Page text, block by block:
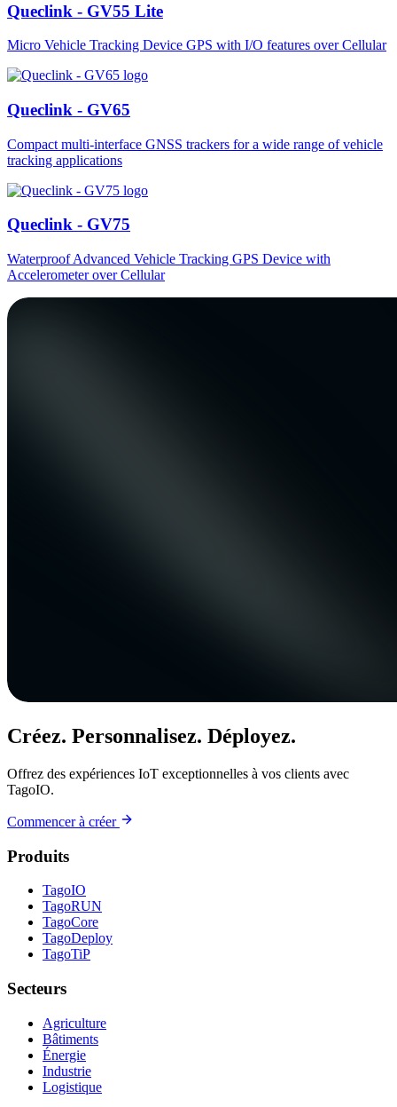
Queclink - GV55 Lite
Micro Vehicle Tracking Device GPS with I/O features over Cellular
Queclink - GV65
Compact multi-interface GNSS trackers for a wide range of vehicle
tracking applications
Queclink - GV75
Waterproof Advanced Vehicle Tracking GPS Device with
Accelerometer over Cellular
Créez. Personnalisez. Déployez.
Offrez des expériences IoT exceptionnelles à vos clients avec
TagoIO.
Commencer à créer
Produits
TagoIO
TagoRUN
TagoCore
TagoDeploy
TagoTiP
Secteurs
Agriculture
Bâtiments
Énergie
Industrie
Logistique